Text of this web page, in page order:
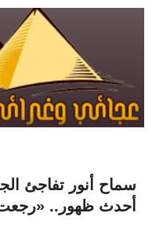
سماح أنور تفاجئ
أحدث ظهور..